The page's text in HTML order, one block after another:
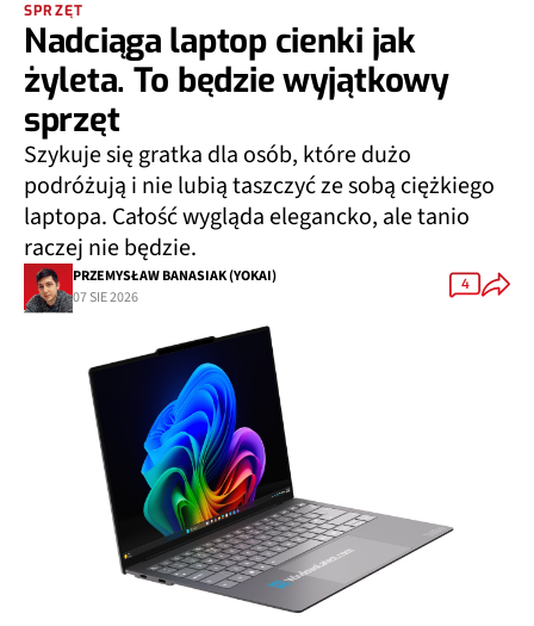
SPRZĘT
Nadciąga laptop cienki jak
żyleta. To będzie wyjątkowy
sprzęt
Szykuje się gratka dla osób, które dużo
podróżują i nie lubią taszczyć ze sobą ciężkiego
laptopa. Całość wygląda elegancko, ale tanio
raczej nie będzie.
PRZEMYSŁAW BANASIAK (YOKAI)
07 SIE 2026
4